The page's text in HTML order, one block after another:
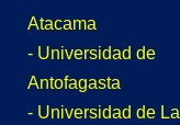
Atacama
- Universidad de
Antofagasta
- Universidad de La